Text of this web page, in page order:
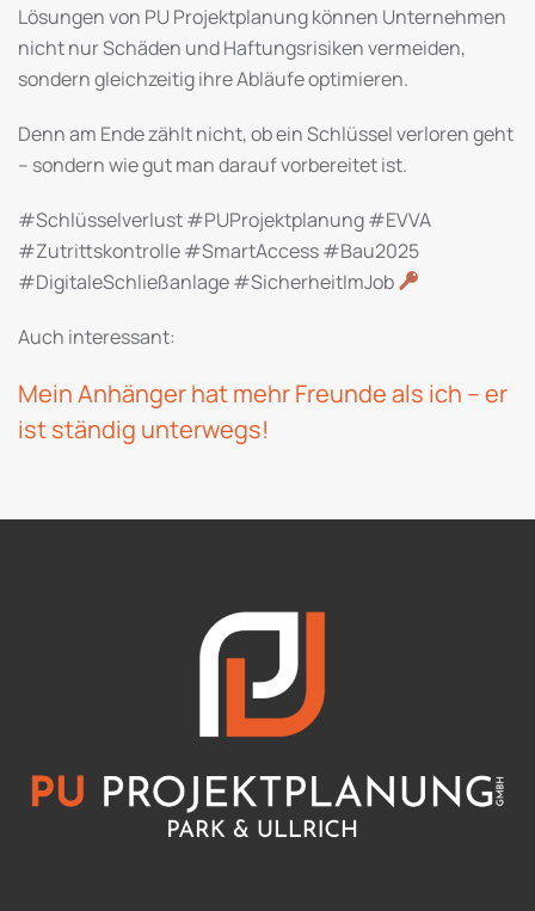
Lösungen von PU Projektplanung können Unternehmen
nicht nur Schäden und Haftungsrisiken vermeiden,
sondern gleichzeitig ihre Abläufe optimieren.
Denn am Ende zählt nicht, ob ein Schlüssel verloren geht
– sondern wie gut man darauf vorbereitet ist.
#Schlüsselverlust #PUProjektplanung #EVVA
#Zutrittskontrolle #SmartAccess #Bau2025
#DigitaleSchließanlage #SicherheitImJob
Auch interessant:
Mein Anhänger hat mehr Freunde als ich – er
ist ständig unterwegs!